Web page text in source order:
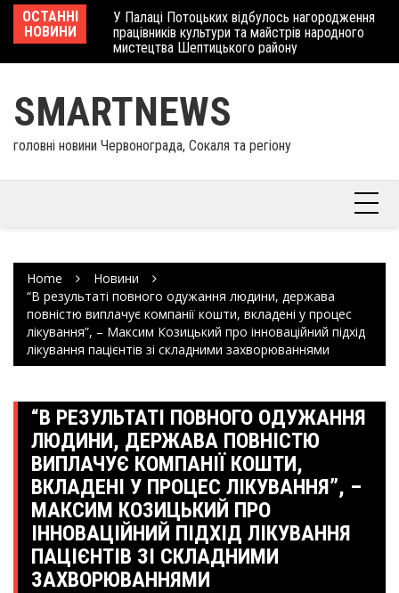
Skip
content
ОСТАННІ
НОВИНИ
У Палаці Потоцьких відбулось нагородження
працівників культури та майстрів народного
мистецтва Шептицького району
SMARTNEWS
головні новини Червонограда, Сокаля та регіону
Home
Новини
“В результаті повного одужання людини, держава
повністю виплачує компанії кошти, вкладені у процес
лікування”, – Максим Козицький про інноваційний підхід
лікування пацієнтів зі складними захворюваннями
“В РЕЗУЛЬТАТІ ПОВНОГО ОДУЖАННЯ
ЛЮДИНИ, ДЕРЖАВА ПОВНІСТЮ
ВИПЛАЧУЄ КОМПАНІЇ КОШТИ,
ВКЛАДЕНІ У ПРОЦЕС ЛІКУВАННЯ”, –
МАКСИМ КОЗИЦЬКИЙ ПРО
ІННОВАЦІЙНИЙ ПІДХІД ЛІКУВАННЯ
ПАЦІЄНТІВ ЗІ СКЛАДНИМИ
ЗАХВОРЮВАННЯМИ